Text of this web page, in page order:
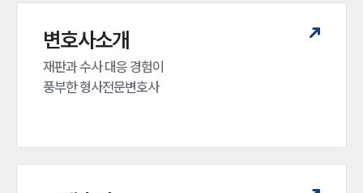
변호사소개
재판과 수사 대응 경험이
풍부한 형사전문변호사